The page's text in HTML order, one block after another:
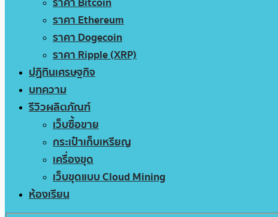
ราคา Ethereum
ราคา Dogecoin
ราคา Ripple (XRP)
ปฏิทินเศรษฐกิจ
บทความ
รีวิวผลิตภัณฑ์
เว็บซื้อขาย
กระเป๋าเก็บเหรียญ
เครื่องขุด
เว็บขุดแบบ Cloud Mining
ห้องเรียน